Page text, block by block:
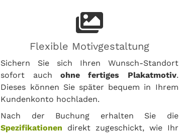
Flexible Motivgestaltung
Sichern Sie sich Ihren Wunsch-Standort
sofort auch ohne fertiges Plakatmotiv.
Dieses können Sie später bequem in Ihrem
Kundenkonto hochladen.
Nach der Buchung erhalten Sie die
Spezifikationen direkt zugeschickt, wie Ihr